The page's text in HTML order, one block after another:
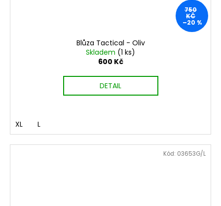
750
KČ
–20 %
Blůza Tactical - Oliv
Skladem (1 ks)
600 Kč
DETAIL
XL L
Kód: 03653G/L